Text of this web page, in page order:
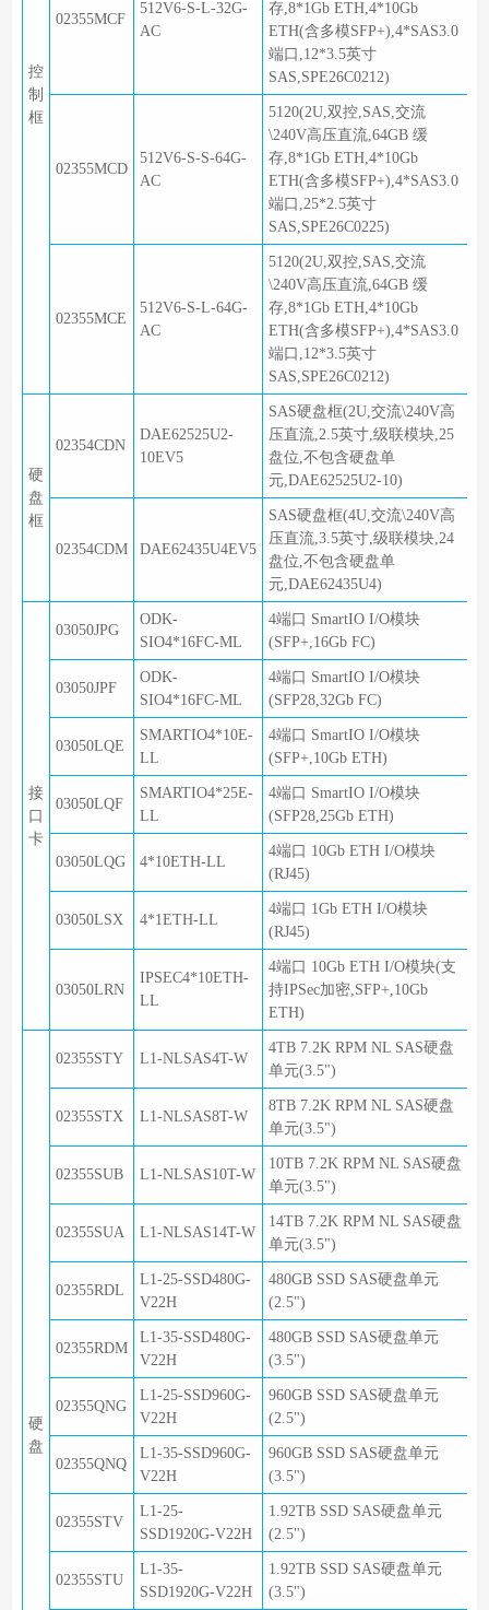
控
制
框
02355MCF
512V6-S-L-32G-
AC
存,8*1Gb ETH,4*10Gb
ETH(含多模SFP+),4*SAS3.0
端口,12*3.5英寸
SAS,SPE26C0212)
02355MCD
512V6-S-S-64G-
AC
5120(2U,双控,SAS,交流
\240V高压直流,64GB 缓
存,8*1Gb ETH,4*10Gb
ETH(含多模SFP+),4*SAS3.0
端口,25*2.5英寸
SAS,SPE26C0225)
02355MCE
512V6-S-L-64G-
AC
5120(2U,双控,SAS,交流
\240V高压直流,64GB 缓
存,8*1Gb ETH,4*10Gb
ETH(含多模SFP+),4*SAS3.0
端口,12*3.5英寸
SAS,SPE26C0212)
硬
盘
框
02354CDN
DAE62525U2-
10EV5
SAS硬盘框(2U,交流\240V高
压直流,2.5英寸,级联模块,25
盘位,不包含硬盘单
元,DAE62525U2-10)
02354CDM DAE62435U4EV5
SAS硬盘框(4U,交流\240V高
压直流,3.5英寸,级联模块,24
盘位,不包含硬盘单
元,DAE62435U4)
接
口
卡
03050JPG
ODK-
SIO4*16FC-ML
4端口 SmartIO I/O模块
(SFP+,16Gb FC)
03050JPF
ODK-
SIO4*16FC-ML
4端口 SmartIO I/O模块
(SFP28,32Gb FC)
03050LQE
SMARTIO4*10E-
LL
4端口 SmartIO I/O模块
(SFP+,10Gb ETH)
03050LQF
SMARTIO4*25E-
LL
4端口 SmartIO I/O模块
(SFP28,25Gb ETH)
03050LQG 4*10ETH-LL
4端口 10Gb ETH I/O模块
(RJ45)
03050LSX 4*1ETH-LL
4端口 1Gb ETH I/O模块
(RJ45)
03050LRN
IPSEC4*10ETH-
LL
4端口 10Gb ETH I/O模块(支
持IPSec加密,SFP+,10Gb
ETH)
硬
盘
02355STY L1-NLSAS4T-W
4TB 7.2K RPM NL SAS硬盘
单元(3.5")
02355STX L1-NLSAS8T-W
8TB 7.2K RPM NL SAS硬盘
单元(3.5")
02355SUB L1-NLSAS10T-W
10TB 7.2K RPM NL SAS硬盘
单元(3.5")
02355SUA L1-NLSAS14T-W
14TB 7.2K RPM NL SAS硬盘
单元(3.5")
02355RDL
L1-25-SSD480G-
V22H
480GB SSD SAS硬盘单元
(2.5")
02355RDM
L1-35-SSD480G-
V22H
480GB SSD SAS硬盘单元
(3.5")
02355QNG
L1-25-SSD960G-
V22H
960GB SSD SAS硬盘单元
(2.5")
02355QNQ
L1-35-SSD960G-
V22H
960GB SSD SAS硬盘单元
(3.5")
02355STV
L1-25-
SSD1920G-V22H
1.92TB SSD SAS硬盘单元
(2.5")
02355STU
L1-35-
SSD1920G-V22H
1.92TB SSD SAS硬盘单元
(3.5")